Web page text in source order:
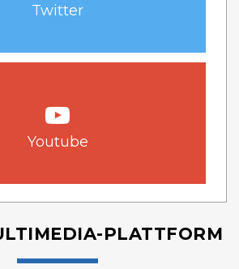
Twitter
Youtube
PLATTFORM